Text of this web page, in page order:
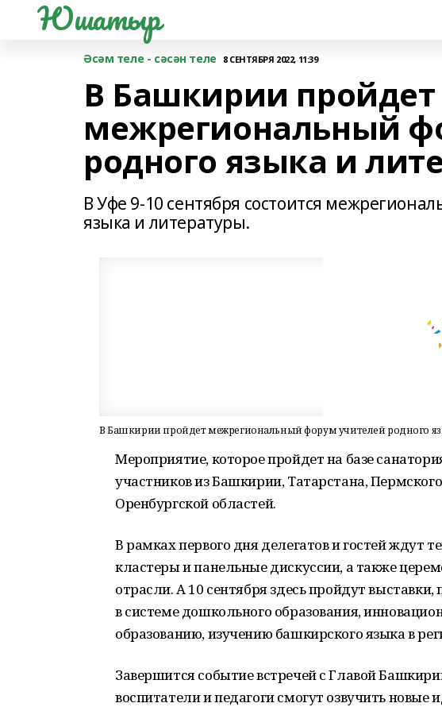
Юшатыр
Әсәм теле - сәсән теле 8 СЕНТЯБРЯ 2022, 11:39
В Башкирии пройдет
межрегиональный
родного языка и
В Уфе 9-10 сентября состоится
языка и литературы.
В Башкирии пройдет межрегиональный форум учителей родного
Мероприятие, которое пройдет на базе
участников из Башкирии, Татарстана,
Оренбургской областей.
В рамках первого дня делегатов и гостей ждут
кластеры и панельные дискуссии, а также
отрасли. А 10 сентября здесь пройдут
в системе дошкольного образования,
образованию, изучению башкирского языка в
Завершится событие встречей с Главой
воспитатели и педагоги смогут озвучить